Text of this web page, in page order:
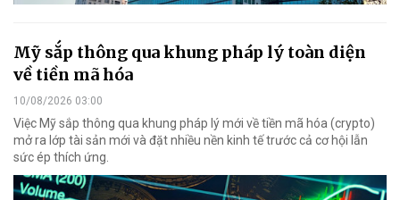
Mỹ sắp thông qua khung pháp lý toàn diện
về tiền mã hóa
10/08/2026 03:00
Việc Mỹ sắp thông qua khung pháp lý mới về tiền mã hóa (crypto)
mở ra lớp tài sản mới và đặt nhiều nền kinh tế trước cả cơ hội lẫn
sức ép thích ứng.